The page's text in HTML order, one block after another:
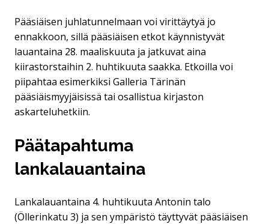
Pääsiäisen juhlatunnelmaan voi virittäytyä jo
ennakkoon, sillä pääsiäisen etkot käynnistyvät
lauantaina 28. maaliskuuta ja jatkuvat aina
kiirastorstaihin 2. huhtikuuta saakka. Etkoilla voi
piipahtaa esimerkiksi Galleria Tärinän
pääsiäismyyjäisissä tai osallistua kirjaston
askarteluhetkiin.
Päätapahtuma
lankalauantaina
Lankalauantaina 4. huhtikuuta Antonin talo
(Öllerinkatu 3) ja sen ympäristö täyttyvät pääsiäisen